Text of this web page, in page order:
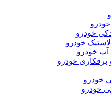
خودرو
خودرو
آپ خودرو
خودرو
خودرو
خودرو